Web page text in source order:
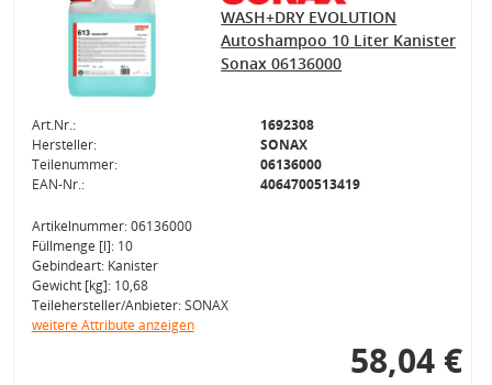
WASH+DRY EVOLUTION
Autoshampoo 10 Liter Kanister
Sonax 06136000
Art.Nr.:
1692308
Hersteller:
SONAX
Teilenummer:
06136000
EAN-Nr.:
4064700513419
Artikelnummer: 06136000
Füllmenge [l]: 10
Gebindeart: Kanister
Gewicht [kg]: 10,68
Teilehersteller/Anbieter: SONAX
weitere Attribute anzeigen
58,04 €